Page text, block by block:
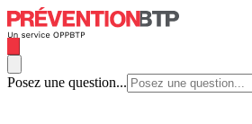
Posez une question...